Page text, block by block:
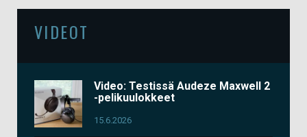
VIDEOT
Video: Testissä Audeze Maxwell 2
-pelikuulokkeet
15.6.2026